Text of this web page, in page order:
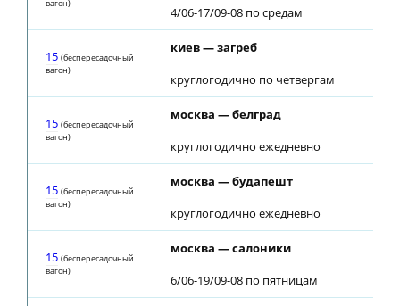
вагон)
4/06-17/09-08 по средам
15 (беспересадочный
вагон)
киев — загреб
круглогодично по четвергам
15 (беспересадочный
вагон)
москва — белград
круглогодично ежедневно
15 (беспересадочный
вагон)
москва — будапешт
круглогодично ежедневно
15 (беспересадочный
вагон)
москва — салоники
6/06-19/09-08 по пятницам